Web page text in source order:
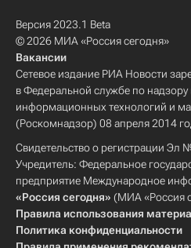
Версия 2023.1 Beta
© 2026 МИА «Россия сегодня»
Вакансии
Сетевое издание РИА Новости
в Федеральной службе по надзору
информационных технологий и
(Роскомнадзор) 08 апреля 2014
Свидетельство о регистрации
Учредитель: Федеральное
предприятие Международное
«Россия сегодня» (МИА «Россия
Правила использования
Политика конфиденциальности